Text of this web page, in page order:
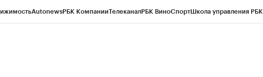
AutonewsРБК КомпанииТелеканалРБК ВиноСпортШкола управления РБК